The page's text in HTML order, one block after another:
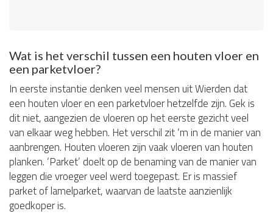
Wat is het verschil tussen een houten vloer en
een parketvloer?
In eerste instantie denken veel mensen uit Wierden dat
een houten vloer en een parketvloer hetzelfde zijn. Gek is
dit niet, aangezien de vloeren op het eerste gezicht veel
van elkaar weg hebben. Het verschil zit ‘m in de manier van
aanbrengen. Houten vloeren zijn vaak vloeren van houten
planken. ‘Parket’ doelt op de benaming van de manier van
leggen die vroeger veel werd toegepast. Er is massief
parket of lamelparket, waarvan de laatste aanzienlijk
goedkoper is.